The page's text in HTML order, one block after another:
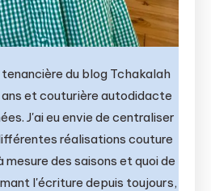
du blog Tchakalah
ans et couturière autodidacte
J'ai eu envie de centraliser
réalisations couture
mesure des saisons et quoi de
l'écriture depuis toujours,